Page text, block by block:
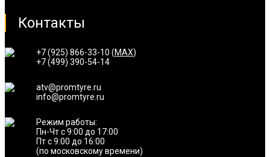
Контакты
+7 (925) 866-33-10 (MAX)
+7 (499) 390-54-14
atv@promtyre.ru
info@promtyre.ru
Режим работы:
Пн-Чт с 9:00 до 17:00
Пт с 9:00 до 16:00
(по московскому времени)